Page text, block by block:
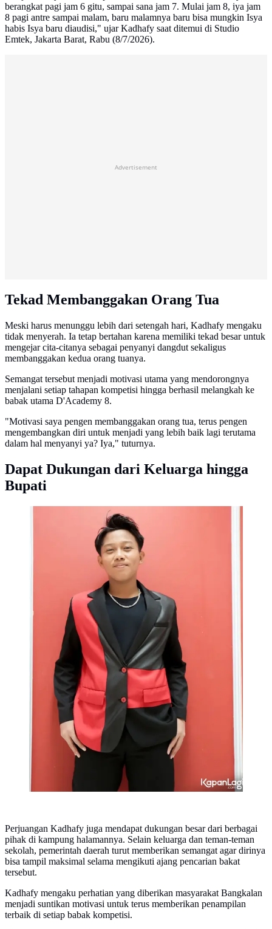
berangkat pagi jam 6 gitu, sampai sana jam 7. Mulai jam 8, iya jam
8 pagi antre sampai malam, baru malamnya baru bisa mungkin Isya
habis Isya baru diaudisi," ujar Kadhafy saat ditemui di Studio
Emtek, Jakarta Barat, Rabu (8/7/2026).
Advertisement
Tekad Membanggakan Orang Tua
Meski harus menunggu lebih dari setengah hari, Kadhafy mengaku
tidak menyerah. Ia tetap bertahan karena memiliki tekad besar untuk
mengejar cita-citanya sebagai penyanyi dangdut sekaligus
membanggakan kedua orang tuanya.
Semangat tersebut menjadi motivasi utama yang mendorongnya
menjalani setiap tahapan kompetisi hingga berhasil melangkah ke
babak utama D'Academy 8.
"Motivasi saya pengen membanggakan orang tua, terus pengen
mengembangkan diri untuk menjadi yang lebih baik lagi terutama
dalam hal menyanyi ya? Iya," tuturnya.
Dapat Dukungan dari Keluarga hingga
Bupati
Kadhafy saat tampil di final audisi D'Academy 8 - ©
KapanLagi.com/Budy Santoso
Perjuangan Kadhafy juga mendapat dukungan besar dari berbagai
pihak di kampung halamannya. Selain keluarga dan teman-teman
sekolah, pemerintah daerah turut memberikan semangat agar dirinya
bisa tampil maksimal selama mengikuti ajang pencarian bakat
tersebut.
Kadhafy mengaku perhatian yang diberikan masyarakat Bangkalan
menjadi suntikan motivasi untuk terus memberikan penampilan
terbaik di setiap babak kompetisi.